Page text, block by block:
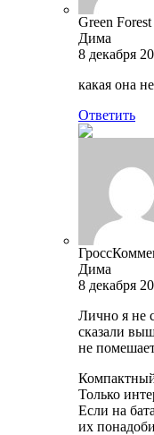
Green Forest
Дима
8 декабря
какая она
Ответить
Дима
8 декабря
Лично я не
сказали
не
Только
Если на
их